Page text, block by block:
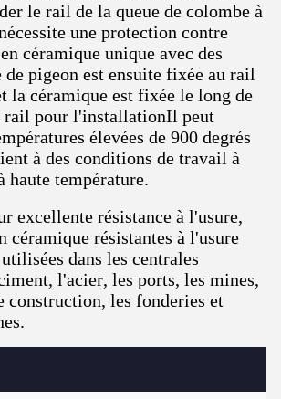
le rail de la queue de colombe à
une protection contre
céramique unique avec des
de pigeon est ensuite fixée au rail
la céramique est fixée le long de
rail pour l'installationIl peut
élevées de 900 degrés
à des conditions de travail à
haute température.
excellente résistance à l'usure,
céramique résistantes à l'usure
dans les centrales
l'acier, les ports, les mines,
construction, les fonderies et